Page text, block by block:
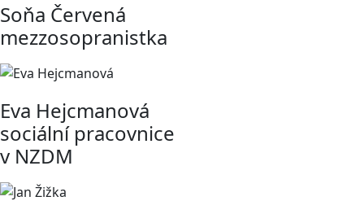
Soňa Červená
mezzosopranistka
Eva Hejcmanová
sociální pracovnice
v NZDM